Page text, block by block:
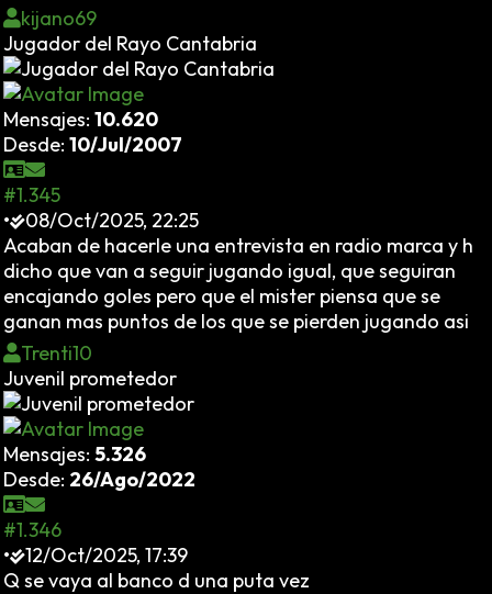
kijano69
Jugador del Rayo Cantabria
Mensajes: 10.620
Desde: 10/Jul/2007
#1.345
•
08/Oct/2025, 22:25
Acaban de hacerle una entrevista en radio marca y h
dicho que van a seguir jugando igual, que seguiran
encajando goles pero que el mister piensa que se
ganan mas puntos de los que se pierden jugando asi
Trenti10
Juvenil prometedor
Mensajes: 5.326
Desde: 26/Ago/2022
#1.346
•
12/Oct/2025, 17:39
Q se vaya al banco d una puta vez